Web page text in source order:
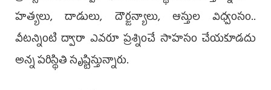
హత్యలు, దాడులు, దౌర్జన్యాలు, ఆస్తుల విధ్వంసం..
వీటన్నింటి ద్వారా ఎవరూ ప్రశ్నించే సాహసం చేయకూడదు
అన్న పరిస్థితి సృష్టిస్తున్నారు.